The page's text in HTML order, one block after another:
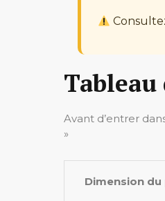
Avant d’entrer
»
Dimension du